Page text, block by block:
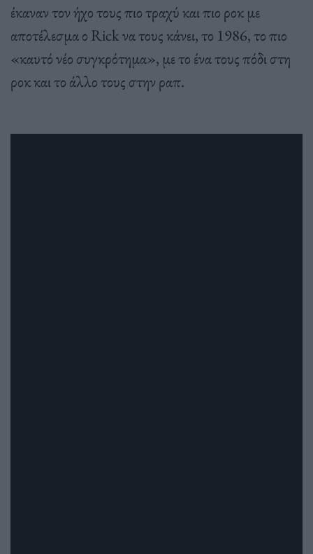
έκαναν τον ήχο τους πιο τραχύ και πιο ροκ με
αποτέλεσμα ο Rick να τους κάνει, το 1986, το πιο
«καυτό νέο συγκρότημα», με το ένα τους πόδι στη
ροκ και το άλλο τους στην ραπ.